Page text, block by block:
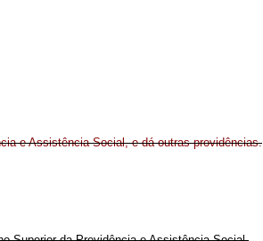
e Assistência Social, e dá outras providências.